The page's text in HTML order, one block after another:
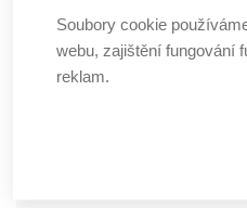
potřebovat spárovat s vaším
kabelů a podobně. V
na vaši wifi, takže heslo by
Soubory cookie
webu, zajištění fungování
reklam.